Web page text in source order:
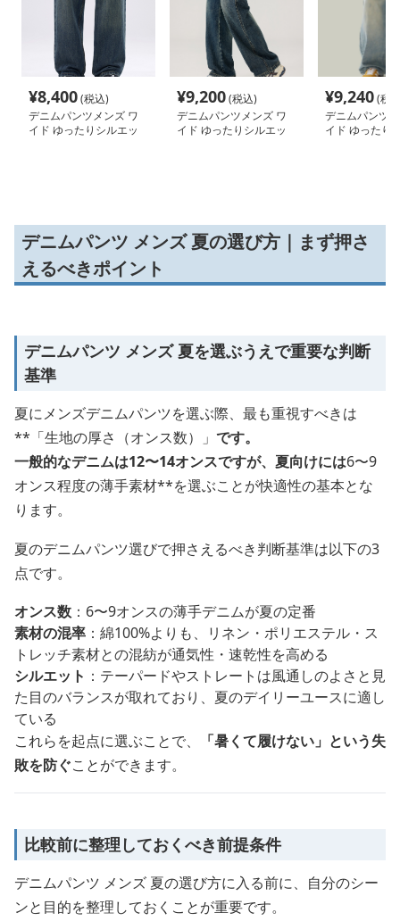
¥8,400(税込)
デニムパンツメンズ ワ
イド ゆったりシルエッ
¥9,200(税込)
デニムパンツメンズ ワ
イド ゆったりシルエッ
¥9,240(税
デニムパンツ
イド ゆったり
デニムパンツ メンズ 夏の選び方｜まず押さ
えるべきポイント
デニムパンツ メンズ 夏を選ぶうえで重要な判断
基準
夏にメンズデニムパンツを選ぶ際、最も重視すべきは
**「生地の厚さ（オンス数）」 です。
一般的なデニムは12〜14オンスですが、夏向けには6〜9
オンス程度の薄手素材**を選ぶことが快適性の基本とな
ります。
夏のデニムパンツ選びで押さえるべき判断基準は以下の3
点です。
オンス数 ：6〜9オンスの薄手デニムが夏の定番
素材の混率 ：綿100%よりも、リネン・ポリエステル・ス
トレッチ素材との混紡が通気性・速乾性を高める
シルエット ：テーパードやストレートは風通しのよさと見
た目のバランスが取れており、夏のデイリーユースに適し
ている
これらを起点に選ぶことで、
「暑くて履けない」という失
敗を防ぐことができます。
比較前に整理しておくべき前提条件
デニムパンツ メンズ 夏の選び方に入る前に、自分のシー
ンと目的を整理しておくことが重要です。